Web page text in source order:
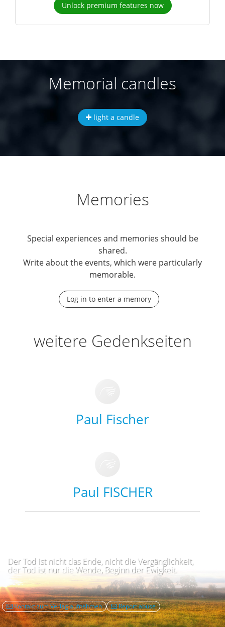
Unlock premium features now
Memorial candles
light a candle
Memories
Special experiences and memories should be
shared.
Write about the events, which were particularly
memorable.
Log in to enter a memory
weitere Gedenkseiten
Paul Fischer
Paul FISCHER
Der Tod ist nicht das Ende, nicht die Vergänglichkeit,
der Tod ist nur die Wende, Beginn der Ewigkeit.
Kontakt zum Verlag aufnehmen Report abuse